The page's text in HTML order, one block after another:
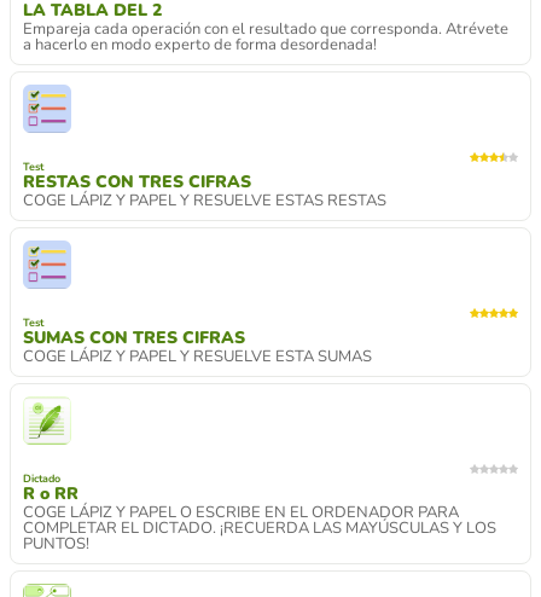
LA TABLA DEL 2
Empareja cada operación con el resultado que corresponda. Atrévete
a hacerlo en modo experto de forma desordenada!
Test
RESTAS CON TRES CIFRAS
COGE LÁPIZ Y PAPEL Y RESUELVE ESTAS RESTAS
Test
SUMAS CON TRES CIFRAS
COGE LÁPIZ Y PAPEL Y RESUELVE ESTA SUMAS
Dictado
R o RR
COGE LÁPIZ Y PAPEL O ESCRIBE EN EL ORDENADOR PARA
COMPLETAR EL DICTADO. ¡RECUERDA LAS MAYÚSCULAS Y LOS
PUNTOS!